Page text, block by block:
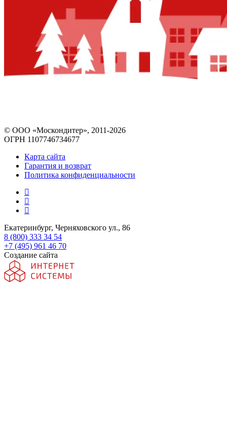
© ООО «Москондитер», 2011-2026
ОГРН 1107746734677
Карта сайта
Гарантия и возврат
Политика конфиденциальности
Екатеринбург, Черняховского ул., 86
8 (800) 333 34 54
+7 (495) 961 46 70
Создание сайта